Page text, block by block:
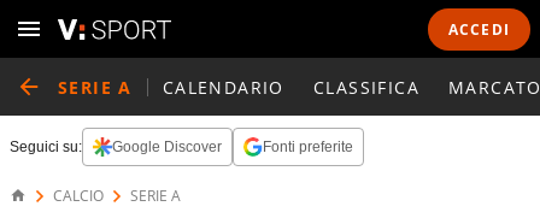
ACCEDI
SERIE A CALENDARIO CLASSIFICA
Seguici su: Google Discover Fonti preferite
CALCIO SERIE A